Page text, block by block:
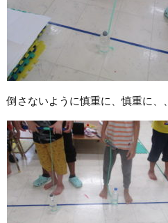
倒さないように慎重に、慎重に、、